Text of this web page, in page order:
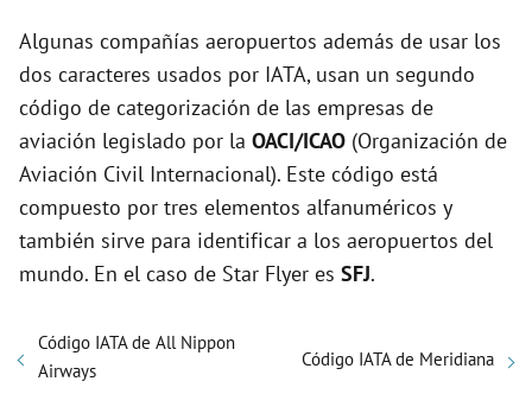
Algunas compañías aeropuertos además de usar los
dos caracteres usados por IATA, usan un segundo
código de categorización de las empresas de
aviación legislado por la OACI/ICAO (Organización de
Aviación Civil Internacional). Este código está
compuesto por tres elementos alfanuméricos y
también sirve para identificar a los aeropuertos del
mundo. En el caso de Star Flyer es SFJ.
Código IATA de All Nippon
Airways
Código IATA de Meridiana